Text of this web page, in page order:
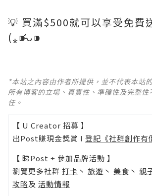
💡 買滿$500就可以享受免費
(⁎⁍̴̛ᴗ⁍
*本站之內容由作者所提供，並不代表本站
所有博客的立場、真實性、準確性及完整性
任。
【 U Creator 招募 】
出Post賺現金獎賞 l 登記《社群創作有
【 睇Post + 參加品牌活動 】
瀏覽更多社群 打卡 丶 旅遊 丶 美食 丶 親
攻略及 活動情報